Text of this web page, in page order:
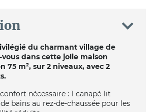
du charmant village de
dans cette jolie maison
75 m², sur 2 niveaux, avec 2
nécessaire : 1 canapé-lit
bains au rez-de-chaussée pour les